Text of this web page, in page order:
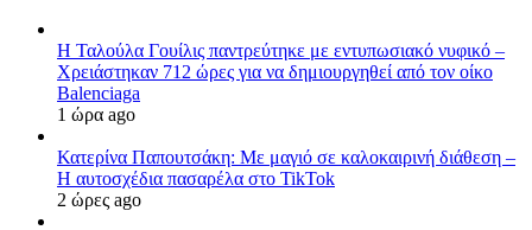
Η Ταλούλα Γουίλις παντρεύτηκε με εντυπωσιακό νυφικό –
Χρειάστηκαν 712 ώρες για να δημιουργηθεί από τον οίκο
Balenciaga
1 ώρα ago
Κατερίνα Παπουτσάκη: Με μαγιό σε καλοκαιρινή διάθεση –
Η αυτοσχέδια πασαρέλα στο TikTok
2 ώρες ago